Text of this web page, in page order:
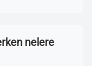
nelere